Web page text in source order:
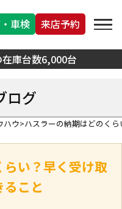
庫台数6,000台
車検 来店予約
ログ
ハウ ハスラーの納期はどのく
い？早く受け取
ること